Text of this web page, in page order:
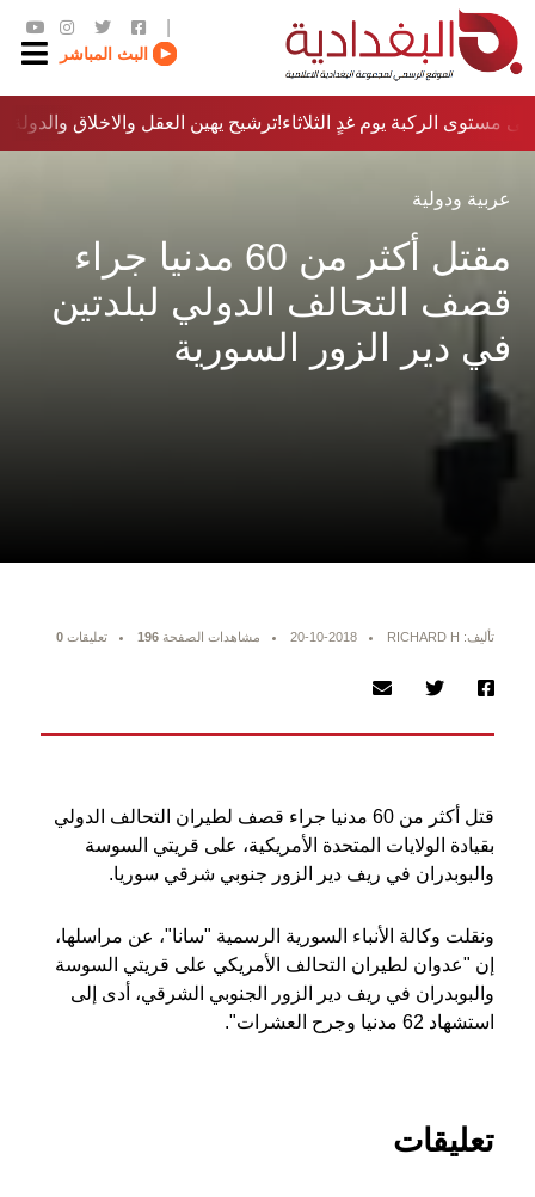
البث المباشر
ترشيح يهين العقل والاخلاق والدولة…؟!مستوى الركبة يوم غدٍ الثلاثاء
عربية ودولية
مقتل أكثر من 60 مدنيا جراء
قصف التحالف الدولي لبلدتين
في دير الزور السورية
تأليف: RICHARD H 20-10-2018 مشاهدات الصفحة 196 تعليقات 0
قتل أكثر من 60 مدنيا جراء قصف لطيران التحالف الدولي
بقيادة الولايات المتحدة الأمريكية، على قريتي السوسة
والبوبدران في ريف دير الزور جنوبي شرقي سوريا.
ونقلت وكالة الأنباء السورية الرسمية "سانا"، عن مراسلها،
إن "عدوان لطيران التحالف الأمريكي على قريتي السوسة
والبوبدران في ريف دير الزور الجنوبي الشرقي، أدى إلى
استشهاد 62 مدنيا وجرح العشرات".
تعليقات